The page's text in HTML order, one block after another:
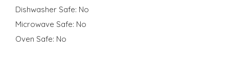
Dishwasher Safe: No
Microwave Safe: No
Oven Safe: No